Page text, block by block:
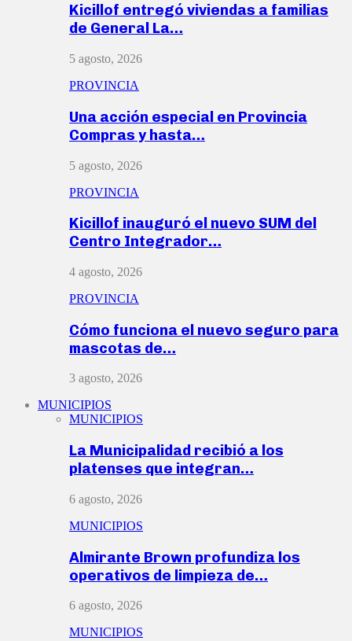
Kicillof entregó viviendas a familias
de General La…
5 agosto, 2026
PROVINCIA
Una acción especial en Provincia
Compras y hasta…
5 agosto, 2026
PROVINCIA
Kicillof inauguró el nuevo SUM del
Centro Integrador…
4 agosto, 2026
PROVINCIA
Cómo funciona el nuevo seguro para
mascotas de…
3 agosto, 2026
MUNICIPIOS
MUNICIPIOS
La Municipalidad recibió a los
platenses que integran…
6 agosto, 2026
MUNICIPIOS
Almirante Brown profundiza los
operativos de limpieza de…
6 agosto, 2026
MUNICIPIOS